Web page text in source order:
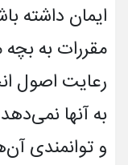
ایمان داشته
مقررات به
رعایت اصول
به آن­ها
و توانمندی